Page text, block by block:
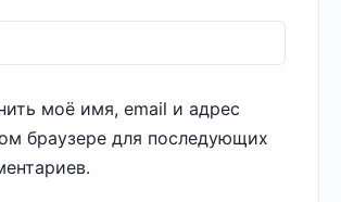
моё имя, email и адрес
браузере для последующих